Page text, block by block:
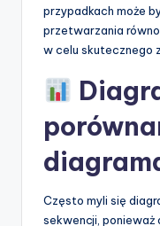
przypadkach może
przetwarzania
w celu skutecznego
Często myli się
sekwencji,